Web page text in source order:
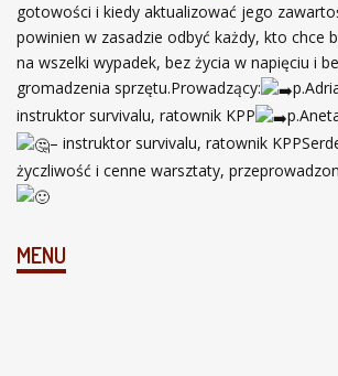
gotowości i kiedy aktualizować jego
powinien w zasadzie odbyć każdy, kto chce
na wszelki wypadek, bez życia w napięciu i
gromadzenia sprzętu.Prowadzący:
instruktor survivalu, ratownik KPP
– instruktor survivalu, ratownik
życzliwość i cenne warsztaty,
MENU